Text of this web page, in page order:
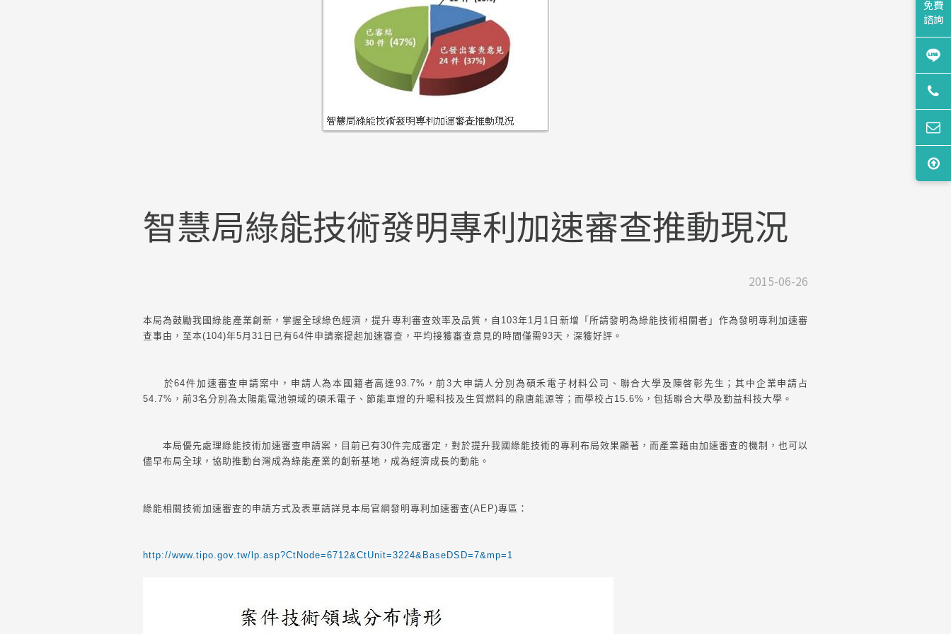
智慧局綠能技術發明專利加速審查推動現況
2015-06-26
本局為鼓勵我國綠能產業創新，掌握全球綠色經濟，提升專利審查效率及品質，自103年1月1日新增「所請發明為綠能技術相關者」作為發明專利加速審
查事由，至本(104)年5月31日已有64件申請案提起加速審查，平均接獲審查意見的時間僅需93天，深獲好評。
於64件加速審查申請案中，申請人為本國籍者高達93.7%，前3大申請人分別為碩禾電子材料公司、聯合大學及陳啓彰先生；其中企業申請占
54.7%，前3名分別為太陽能電池領域的碩禾電子、節能車燈的升暘科技及生質燃料的鼎唐能源等；而學校占15.6%，包括聯合大學及勤益科技大學。
本局優先處理綠能技術加速審查申請案，目前已有30件完成審定，對於提升我國綠能技術的專利布局效果顯著，而產業藉由加速審查的機制，也可以
儘早布局全球，協助推動台灣成為綠能產業的創新基地，成為經濟成長的動能。
綠能相關技術加速審查的申請方式及表單請詳見本局官網發明專利加速審查(AEP)專區：
http://www.tipo.gov.tw/lp.asp?CtNode=6712&CtUnit=3224&BaseDSD=7&mp=1
免費
諮詢